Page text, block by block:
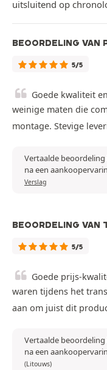
uitsluitend op
BEOORDELING VAN
5/5
Goede kwaliteit
weinige maten die
montage. Stevige
Vertaalde
na een
Verslag
BEOORDELING VAN
5/5
Goede prijs-
waren tijdens het
aan om juist dit
Vertaalde beoordeling
na een
(Litouws)